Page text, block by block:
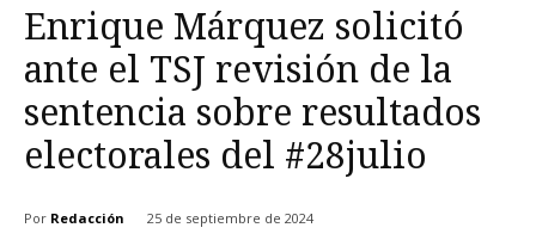
Enrique Márquez solicitó
ante el TSJ revisión de la
sentencia sobre resultados
electorales del #28julio
Por Redacción 25 de septiembre de 2024